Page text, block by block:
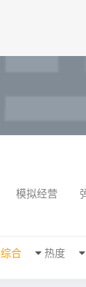
模拟经营
热度
综合